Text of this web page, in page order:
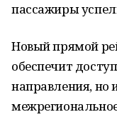
пассажиры
Новый прямой
обеспечит
направления, но